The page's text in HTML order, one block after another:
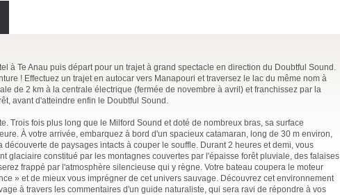
à Te Anau puis départ pour un trajet à grand spectacle en direction du Doubtful Sound.
! Effectuez un trajet en autocar vers Manapouri et traversez le lac du même nom à
de 2 km à la centrale électrique (fermée de novembre à avril) et franchissez par la
avant d'atteindre enfin le Doubtful Sound.
Trois fois plus long que le Milford Sound et doté de nombreux bras, sa surface
À votre arrivée, embarquez à bord d'un spacieux catamaran, long de 30 m environ,
de paysages intacts à couper le souffle. Durant 2 heures et demi, vous
glaciaire constitué par les montagnes couvertes par l'épaisse forêt pluviale, des falaises
frappé par l'atmosphère silencieuse qui y règne. Votre bateau coupera le moteur
» et de mieux vous imprégner de cet univers sauvage. Découvrez cet environnement
à travers les commentaires d'un guide naturaliste, qui sera ravi de répondre à vos